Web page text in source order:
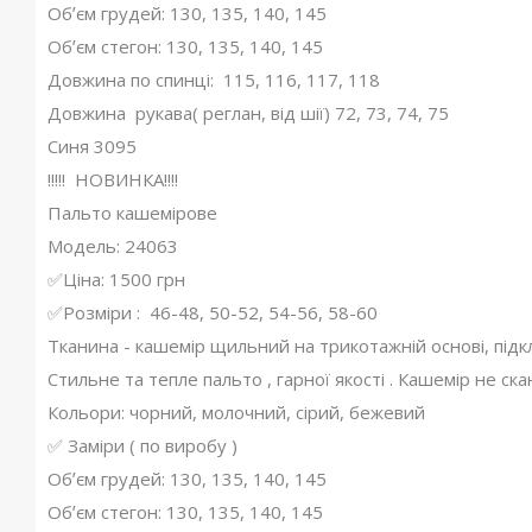
Обʼєм грудей: 130, 135, 140, 145
Обʼєм стегон: 130, 135, 140, 145
Довжина по спинці: 115, 116, 117, 118
Довжина рукава( реглан, від шії) 72, 73, 74, 75
Синя 3095
!!!!! НОВИНКА!!!!
Пальто кашемірове
Модель: 24063
✅Ціна: 1500 грн
✅Розміри : 46-48, 50-52, 54-56, 58-60
Тканина - кашемір щильний на трикотажній основі,
Стильне та тепле пальто , гарної якості . Кашемір не
Кольори: чорний, молочний, сірий, бежевий
✅ Заміри ( по виробу )
Обʼєм грудей: 130, 135, 140, 145
Обʼєм стегон: 130, 135, 140, 145